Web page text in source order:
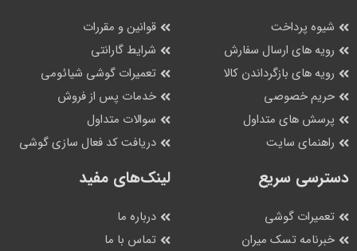
سریع‌ترین انتخاب گوشی
گیمینگ شیائومی
شیوه پرداخت
رویه های ارسال سفارش
رویه های بازگرداندن کالا
حریم خصوصی
پرسش های متداول
راهنمای سایت
قوانین و مقررات
شرایط گارانتی
تعمیرات گوشی شیائومی
خدمات پس از فروش
سوالات متداول
دریافت کد فعال سازی گوشی
دسترسی سریع
تعمیرات گوشی
خبرنامه تسک میران
لینک‌های مفید
درباره ما
تماس با ما